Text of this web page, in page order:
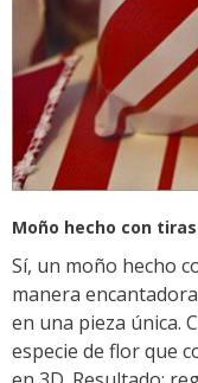
Moño hecho con
Sí, un moño hecho
manera
en una pieza única.
especie de flor que